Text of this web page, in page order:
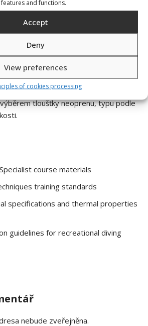
and functions.
Accept
Deny
View preferences
of cookies processing
životnost danou jeho chemickou
Průměrná životnost kvalitních
používání činí 3–5 let.
botička (bootie) chrání nohy při
tloušťky neoprenu, typu podle
course materials
training standards
specifications and thermal properties
guidelines for recreational diving
nebude zveřejněna.